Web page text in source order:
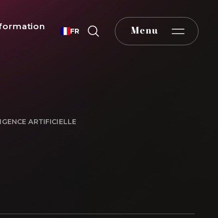
FR Menu
ARTIFICIELLE